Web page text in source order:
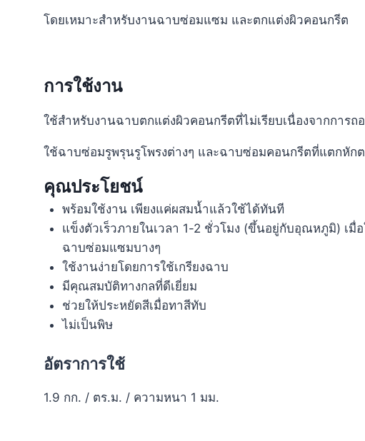
โดยเหมาะสำหรับงานฉาบซ่อมแซม และตกแต่งผิวคอนกรีต
การใช้งาน
ใช้สำหรับงานฉาบตกแต่งผิวคอนกรีตที่ไม่เรียบเนื่องจากการถ
ใช้ฉาบซ่อมรูพรุนรูโพรงต่างๆ และฉาบซ่อมคอนกรีตที่แตกหัก
คุณประโยชน์
พร้อมใช้งาน เพียงแค่ผสมน้ำแล้วใช้ได้ทันที
แข็งตัวเร็วภายในเวลา 1-2 ชั่วโมง (ขึ้นอยู่กับอุณหภูมิ) เมื่
ฉาบซ่อมแซมบางๆ
ใช้งานง่ายโดยการใช้เกรียงฉาบ
มีคุณสมบัติทางกลที่ดีเยี่ยม
ช่วยให้ประหยัดสีเมื่อทาสีทับ
ไม่เป็นพิษ
อัตราการใช้
1.9 กก. / ตร.ม. / ความหนา 1 มม.